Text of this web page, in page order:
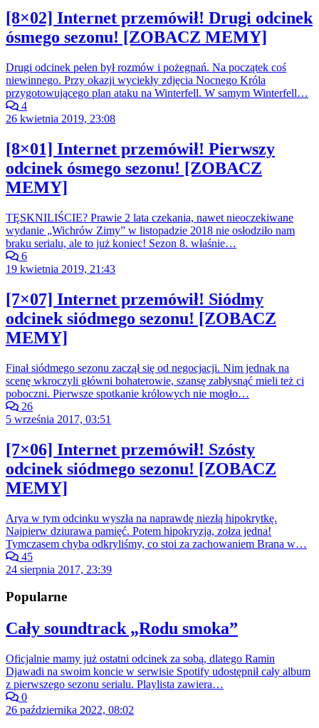
[8×02] Internet przemówił! Drugi odcinek
ósmego sezonu! [ZOBACZ MEMY]
Drugi odcinek pełen był rozmów i pożegnań. Na początek coś
niewinnego. Przy okazji wyciekły zdjęcia Nocnego Króla
przygotowującego plan ataku na Winterfell. W samym Winterfell…
4
26 kwietnia 2019, 23:08
[8×01] Internet przemówił! Pierwszy
odcinek ósmego sezonu! [ZOBACZ
MEMY]
TĘSKNILIŚCIE? Prawie 2 lata czekania, nawet nieoczekiwane
wydanie „Wichrów Zimy” w listopadzie 2018 nie osłodziło nam
braku serialu, ale to już koniec! Sezon 8. właśnie…
6
19 kwietnia 2019, 21:43
[7×07] Internet przemówił! Siódmy
odcinek siódmego sezonu! [ZOBACZ
MEMY]
Finał siódmego sezonu zaczął się od negocjacji. Nim jednak na
scenę wkroczyli główni bohaterowie, szansę zabłysnąć mieli też ci
poboczni. Pierwsze spotkanie królowych nie mogło…
26
5 września 2017, 03:51
[7×06] Internet przemówił! Szósty
odcinek siódmego sezonu! [ZOBACZ
MEMY]
Arya w tym odcinku wyszła na naprawdę niezłą hipokrytkę.
Najpierw dziurawa pamięć. Potem hipokryzja, zołza jedna!
Tymczasem chyba odkryliśmy, co stoi za zachowaniem Brana w…
45
24 sierpnia 2017, 23:39
Popularne
Cały soundtrack „Rodu smoka”
Oficjalnie mamy już ostatni odcinek za sobą, dlatego Ramin
Djawadi na swoim koncie w serwisie Spotify udostępnił cały album
z pierwszego sezonu serialu. Playlista zawiera…
0
26 października 2022, 08:02